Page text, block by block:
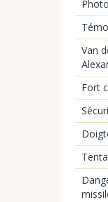
Van
Fort